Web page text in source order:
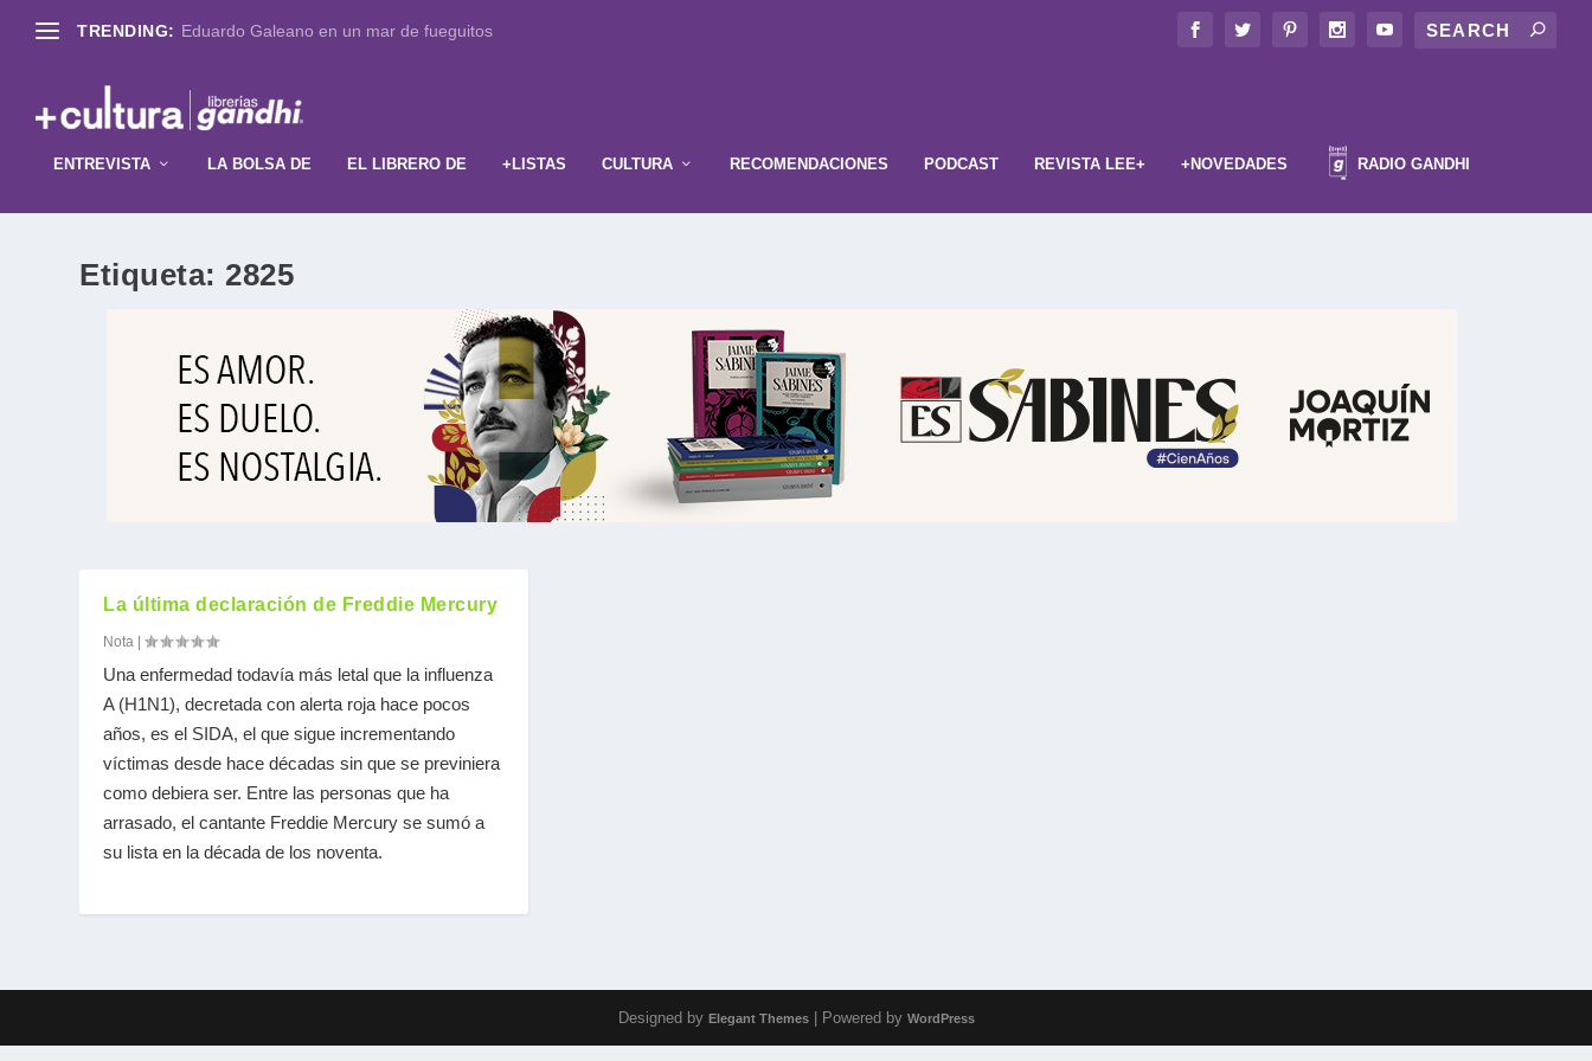
TRENDING: Eduardo Galeano en un mar de fueguitos
ENTREVISTA LA BOLSA DE EL LIBRERO DE +LISTAS CULTURA RECOMENDACIONES PODCAST REVISTA LEE+ +NOVEDADES RADIO GANDHI
Etiqueta: 2825
La última declaración de Freddie Mercury
Nota |
Una enfermedad todavía más letal que la influenza
A (H1N1), decretada con alerta roja hace pocos
años, es el SIDA, el que sigue incrementando
víctimas desde hace décadas sin que se previniera
como debiera ser. Entre las personas que ha
arrasado, el cantante Freddie Mercury se sumó a
su lista en la década de los noventa.
Designed by Elegant Themes| Powered by WordPress